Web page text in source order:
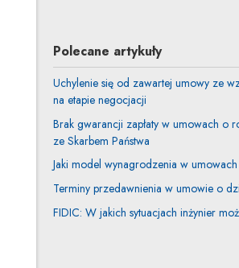
Polecane artykuły
Uchylenie się od zawartej umowy ze
na etapie negocjacji
Brak gwarancji zapłaty w umowach o
ze Skarbem Państwa
Jaki model wynagrodzenia w
Terminy przedawnienia w umowie o
FIDIC: W jakich sytuacjach inżynier